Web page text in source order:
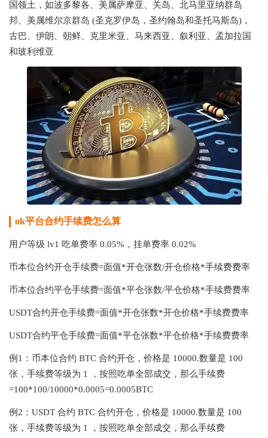
国领土，如波多黎各、美属萨摩亚、关岛、北马里亚纳群岛
邦、美属维尔京群岛 (圣克罗伊岛，圣约翰岛和圣托马斯岛)，
古巴、伊朗、朝鲜、克里米亚、马来西亚、叙利亚、孟加拉国
和玻利维亚
ok平台合约手续费怎么算
用户等级 lv1 吃单费率 0.05%，挂单费率 0.02%
币本位合约开仓手续费=面值*开仓张数/开仓价格*手续费费率
币本位合约平仓手续费=面值*平仓张数/平仓价格*手续费费率
USDT合约开仓手续费=面值*开仓张数*开仓价格*手续费费率
USDT合约平仓手续费=面值*平仓张数*平仓价格*手续费费率
例1：币本位合约 BTC 合约开仓，价格是 10000.数量是 100
张，手续费等级为 1 ，按照吃单全部成交，那么手续费
=100*100/10000*0.0005=0.0005BTC
例2：USDT 合约 BTC 合约开仓，价格是 10000.数量是 100
张，手续费等级为 1 ，按照吃单全部成交，那么手续费